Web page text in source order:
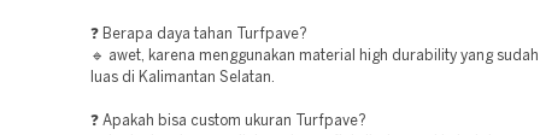
❓ Berapa daya tahan Turfpave?
🔹 awet, karena menggunakan material high durability yang
luas di Kalimantan Selatan.
❓ Apakah bisa custom ukuran Turfpave?